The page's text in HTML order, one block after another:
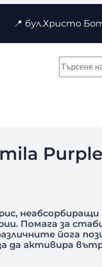
📍 бул.Христо
Търсене
Purple
Помага за
йога
да активира